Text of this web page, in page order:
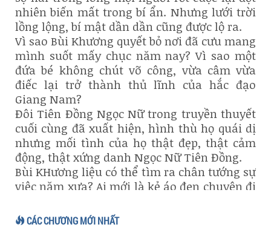
nhiên biến mất trong bí ẩn. Nhưng lưới trời
lồng lộng, bí mật dần dần cũng được lộ ra.
Vì sao Bùi Khương quyết bỏ nơi đã cưu mang
mình suốt mấy chục năm nay? Vì sao một
đứa bé không chút võ công, vừa câm vừa
điếc lại trở thành thủ lĩnh của hắc đạo
Giang Nam?
Đôi Tiên Đồng Ngọc Nữ trong truyền thuyết
cuối cùng đã xuất hiện, hình thù họ quái dị
nhưng mối tình của họ thật đẹp, thật cảm
động, thật xứng danh Ngọc Nữ Tiên Đồng.
Bùi KHương liệu có thể tìm ra chân tướng sự
việc năm xưa? Ai mới là kẻ áo đen chuyên đi
hay một?
CÁC CHƯƠNG MỚI NHẤT